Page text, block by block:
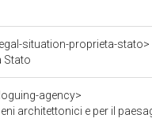
situation-proprieta-stato>
Stato
agency>
e per il paesaggio, per il